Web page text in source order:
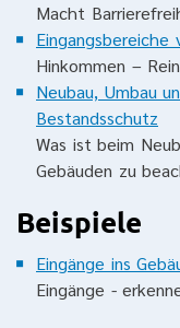
Macht
Eingangsbereiche
Hinkommen –
Neubau, Umbau
Bestandsschutz
Was ist beim
Gebäuden zu
Beispiele
Eingänge ins
Eingänge -